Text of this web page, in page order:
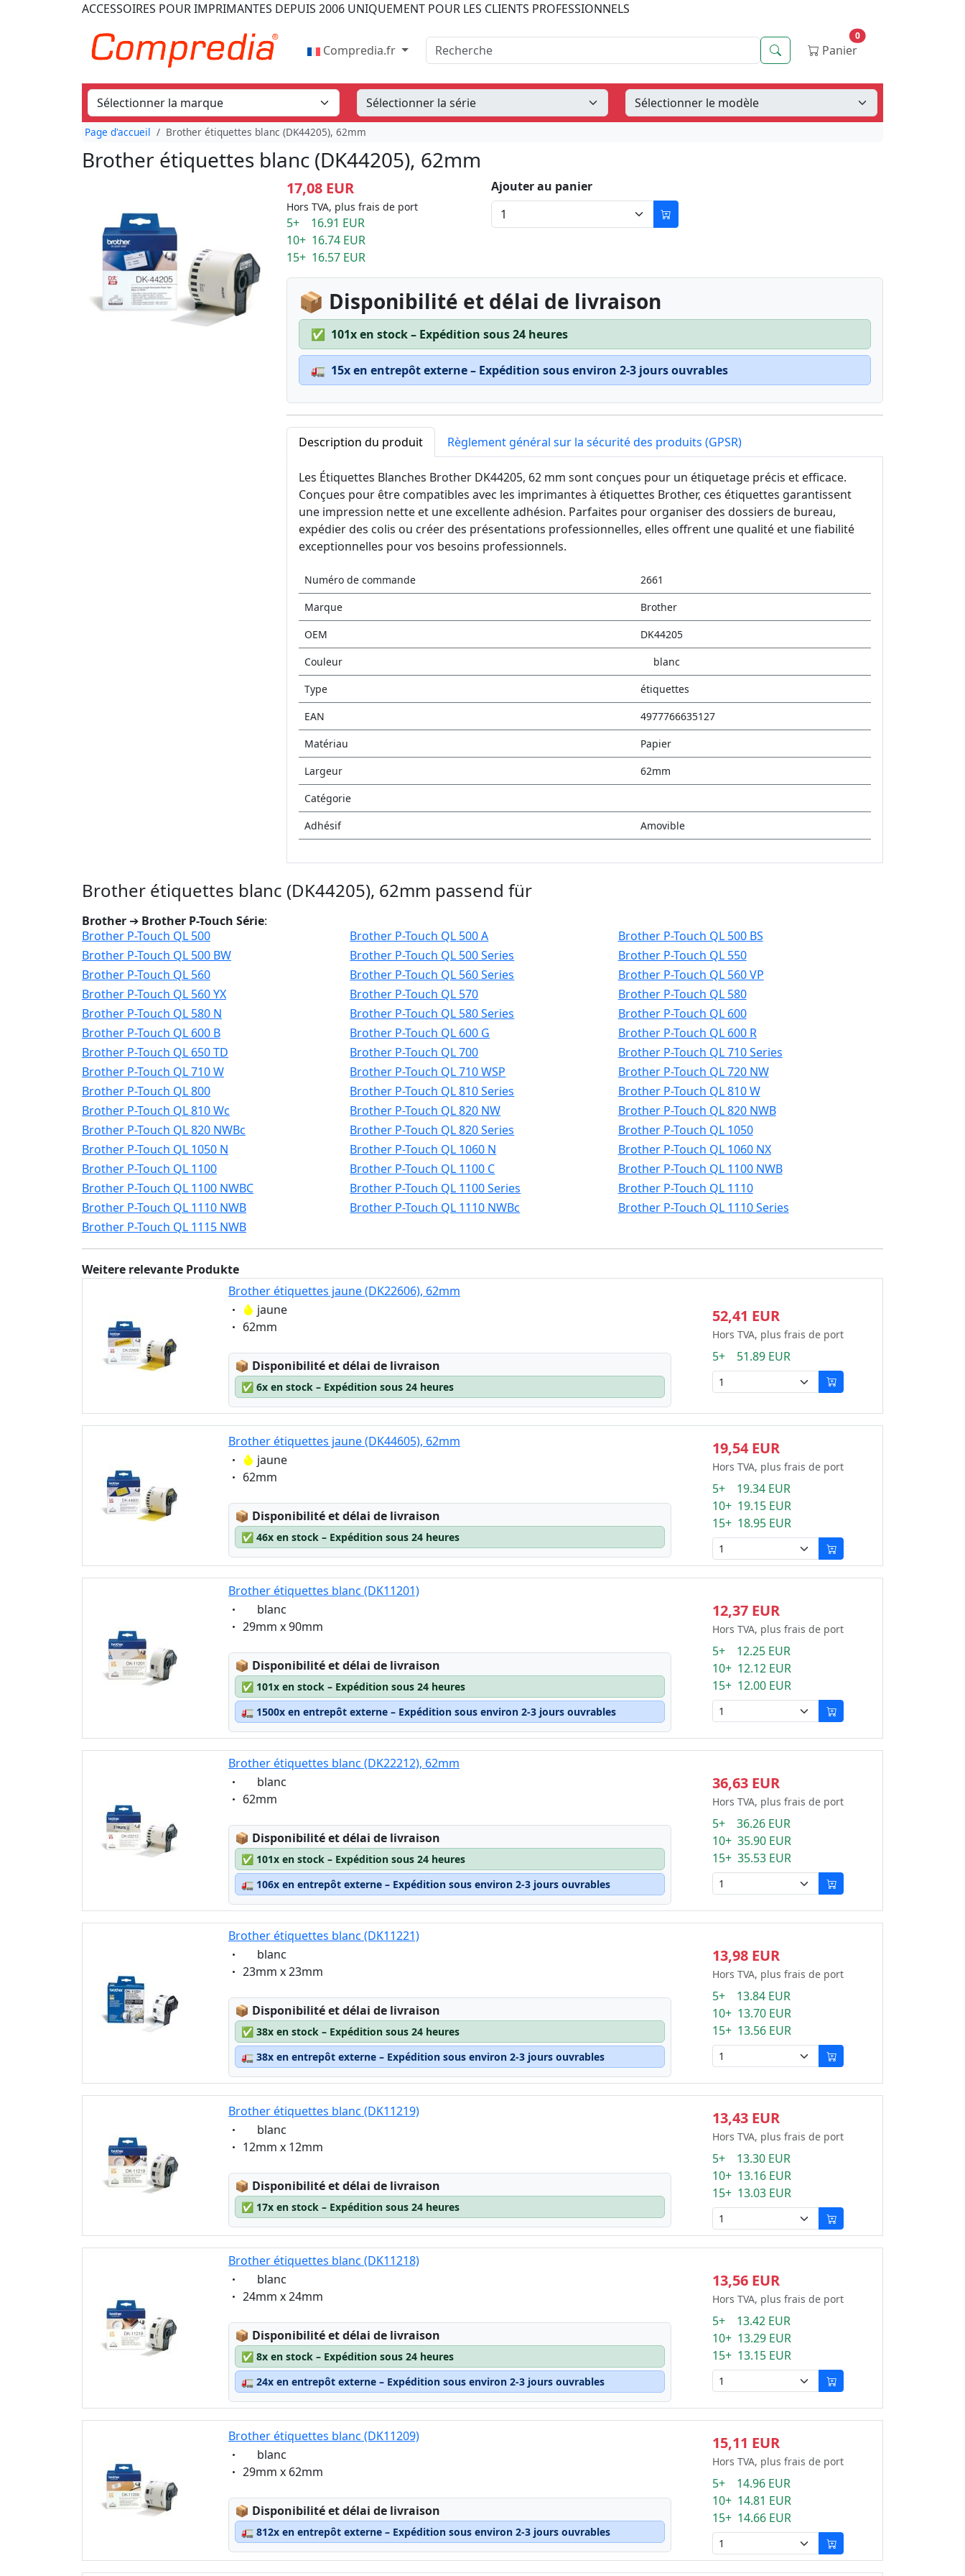
ACCESSOIRES POUR IMPRIMANTES DEPUIS 2006 UNIQUEMENT POUR LES CLIENTS PROFESSIONNELS
Compredia.fr Recherche RecherchePanier
0
Page d'accueil Brother étiquettes blanc (DK44205), 62mm
Brother étiquettes blanc (DK44205), 62mm
17,08 EUR
Hors TVA, plus frais de port
5+ 16.91 EUR
10+ 16.74 EUR
15+ 16.57 EUR
Ajouter au panier
📦 Disponibilité et délai de livraison
✅ 101x en stock – Expédition sous 24 heures
🚛 15x en entrepôt externe – Expédition sous environ 2-3 jours ouvrables
Description du produit Règlement général sur la sécurité des produits (GPSR)
Les Étiquettes Blanches Brother DK44205, 62 mm sont conçues pour un étiquetage précis et efficace.
Conçues pour être compatibles avec les imprimantes à étiquettes Brother, ces étiquettes garantissent
une impression nette et une excellente adhésion. Parfaites pour organiser des dossiers de bureau,
expédier des colis ou créer des présentations professionnelles, elles offrent une qualité et une fiabilité
exceptionnelles pour vos besoins professionnels.
Numéro de commande
2661
Marque
Brother
OEM
DK44205
Couleur
blanc
Type
étiquettes
EAN
4977766635127
Matériau
Papier
Largeur
62mm
Catégorie
Adhésif
Amovible
Brother étiquettes blanc (DK44205), 62mm passend für
Brother ➔ Brother P-Touch Série:
Brother P-Touch QL 500
Brother P-Touch QL 500 A
Brother P-Touch QL 500 BS
Brother P-Touch QL 500 BW
Brother P-Touch QL 500 Series
Brother P-Touch QL 550
Brother P-Touch QL 560
Brother P-Touch QL 560 Series
Brother P-Touch QL 560 VP
Brother P-Touch QL 560 YX
Brother P-Touch QL 570
Brother P-Touch QL 580
Brother P-Touch QL 580 N
Brother P-Touch QL 580 Series
Brother P-Touch QL 600
Brother P-Touch QL 600 B
Brother P-Touch QL 600 G
Brother P-Touch QL 600 R
Brother P-Touch QL 650 TD
Brother P-Touch QL 700
Brother P-Touch QL 710 Series
Brother P-Touch QL 710 W
Brother P-Touch QL 710 WSP
Brother P-Touch QL 720 NW
Brother P-Touch QL 800
Brother P-Touch QL 810 Series
Brother P-Touch QL 810 W
Brother P-Touch QL 810 Wc
Brother P-Touch QL 820 NW
Brother P-Touch QL 820 NWB
Brother P-Touch QL 820 NWBc
Brother P-Touch QL 820 Series
Brother P-Touch QL 1050
Brother P-Touch QL 1050 N
Brother P-Touch QL 1060 N
Brother P-Touch QL 1060 NX
Brother P-Touch QL 1100
Brother P-Touch QL 1100 C
Brother P-Touch QL 1100 NWB
Brother P-Touch QL 1100 NWBC
Brother P-Touch QL 1100 Series
Brother P-Touch QL 1110
Brother P-Touch QL 1110 NWB
Brother P-Touch QL 1110 NWBc
Brother P-Touch QL 1110 Series
Brother P-Touch QL 1115 NWB
Weitere relevante Produkte
Brother étiquettes jaune (DK22606), 62mm
Eigenschaft:
jaune
Eigenschaft:
62mm
📦 Lagerstatus:
Disponibilité et délai de livraison
✅ 6x en stock – Expédition sous 24 heures
52,41 EUR
Hors TVA, plus frais de port
5+ 51.89 EUR
Brother étiquettes jaune (DK44605), 62mm
Eigenschaft:
jaune
Eigenschaft:
62mm
📦 Lagerstatus:
Disponibilité et délai de livraison
✅ 46x en stock – Expédition sous 24 heures
19,54 EUR
Hors TVA, plus frais de port
5+ 19.34 EUR
10+ 19.15 EUR
15+ 18.95 EUR
Brother étiquettes blanc (DK11201)
Eigenschaft:
blanc
Eigenschaft:
29mm x 90mm
📦 Lagerstatus:
Disponibilité et délai de livraison
✅ 101x en stock – Expédition sous 24 heures
🚛 1500x en entrepôt externe – Expédition sous environ 2-3 jours ouvrables
12,37 EUR
Hors TVA, plus frais de port
5+ 12.25 EUR
10+ 12.12 EUR
15+ 12.00 EUR
Brother étiquettes blanc (DK22212), 62mm
Eigenschaft:
blanc
Eigenschaft:
62mm
📦 Lagerstatus:
Disponibilité et délai de livraison
✅ 101x en stock – Expédition sous 24 heures
🚛 106x en entrepôt externe – Expédition sous environ 2-3 jours ouvrables
36,63 EUR
Hors TVA, plus frais de port
5+ 36.26 EUR
10+ 35.90 EUR
15+ 35.53 EUR
Brother étiquettes blanc (DK11221)
Eigenschaft:
blanc
Eigenschaft:
23mm x 23mm
📦 Lagerstatus:
Disponibilité et délai de livraison
✅ 38x en stock – Expédition sous 24 heures
🚛 38x en entrepôt externe – Expédition sous environ 2-3 jours ouvrables
13,98 EUR
Hors TVA, plus frais de port
5+ 13.84 EUR
10+ 13.70 EUR
15+ 13.56 EUR
Brother étiquettes blanc (DK11219)
Eigenschaft:
blanc
Eigenschaft:
12mm x 12mm
📦 Lagerstatus:
Disponibilité et délai de livraison
✅ 17x en stock – Expédition sous 24 heures
13,43 EUR
Hors TVA, plus frais de port
5+ 13.30 EUR
10+ 13.16 EUR
15+ 13.03 EUR
Brother étiquettes blanc (DK11218)
Eigenschaft:
blanc
Eigenschaft:
24mm x 24mm
📦 Lagerstatus:
Disponibilité et délai de livraison
✅ 8x en stock – Expédition sous 24 heures
🚛 24x en entrepôt externe – Expédition sous environ 2-3 jours ouvrables
13,56 EUR
Hors TVA, plus frais de port
5+ 13.42 EUR
10+ 13.29 EUR
15+ 13.15 EUR
Brother étiquettes blanc (DK11209)
Eigenschaft:
blanc
Eigenschaft:
29mm x 62mm
📦 Lagerstatus:
Disponibilité et délai de livraison
🚛 812x en entrepôt externe – Expédition sous environ 2-3 jours ouvrables
15,11 EUR
Hors TVA, plus frais de port
5+ 14.96 EUR
10+ 14.81 EUR
15+ 14.66 EUR